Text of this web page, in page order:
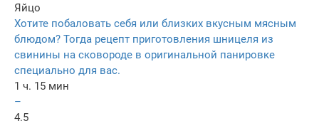
Яйцо
Хотите побаловать себя или близких вкусным мясным
блюдом? Тогда рецепт приготовления шницеля из
свинины на сковороде в оригинальной панировке
специально для вас.
1 ч. 15 мин
–
4.5